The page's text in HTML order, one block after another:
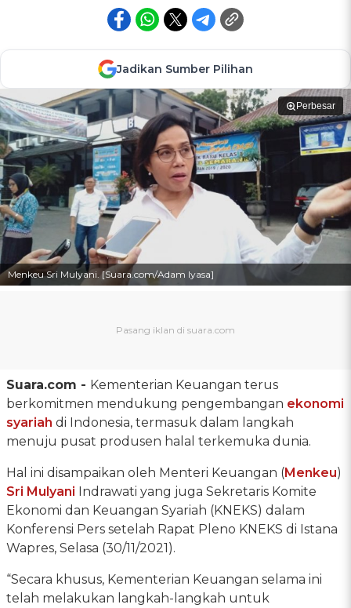
Jadikan Sumber Pilihan
Perbesar
Menkeu Sri Mulyani. [Suara.com/Adam Iyasa]
Suara.com - Kementerian Keuangan terus
berkomitmen mendukung pengembangan ekonomi
syariah di Indonesia, termasuk dalam langkah
menuju pusat produsen halal terkemuka dunia.
Hal ini disampaikan oleh Menteri Keuangan (Menkeu)
Sri Mulyani Indrawati yang juga Sekretaris Komite
Ekonomi dan Keuangan Syariah (KNEKS) dalam
Konferensi Pers setelah Rapat Pleno KNEKS di Istana
Wapres, Selasa (30/11/2021).
“Secara khusus, Kementerian Keuangan selama ini
telah melakukan langkah-langkah untuk